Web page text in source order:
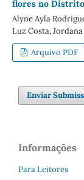
flores no
Alyne Ayla
Luz Costa,
Arquivo PDF
Enviar
Informações
Para Leitores